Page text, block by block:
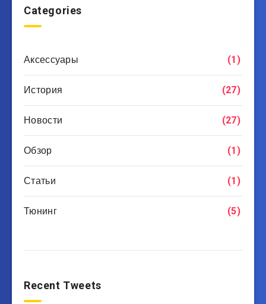
Categories
Аксессуары (1)
История (27)
Новости (27)
Обзор (1)
Статьи (1)
Тюнинг (5)
Recent Tweets